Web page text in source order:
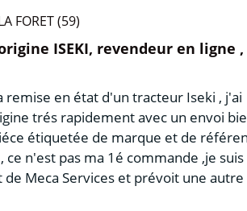
FORET (59)
ISEKI, revendeur en ligne ,
remise en état d'un tracteur Iseki , j'ai
trés rapidement avec un envoi
étiquetée de marque et de
n'est pas ma 1é commande ,je suis
Meca Services et prévoit une autre